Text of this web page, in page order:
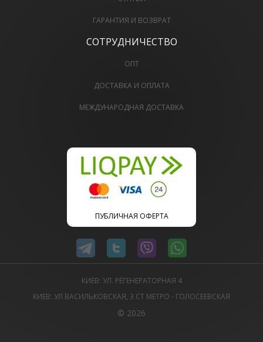
ГАРАНТИЯ И ВОЗВРАТ
СОТРУДНИЧЕСТВО
ОПТ
ДОСТАВКА И ОПЛАТА
МЕЖДУНАРОДНАЯ ДОСТАВКА
ПУБЛИЧНАЯ ОФЕРТА
КИЕВ: УЛ. РЕГЕНЕРАТОРНАЯ 4
КИЕВ: УЛ ВАСИЛЬКОВСКАЯ, 3 СТ МЕТРО - ГОЛОСЕЕВСКАЯ
© 2026